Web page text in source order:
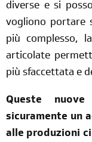
diverse e si
vogliono portare
più complesso,
articolate
più sfaccettata e
Queste
sicuramente un
alle produzioni